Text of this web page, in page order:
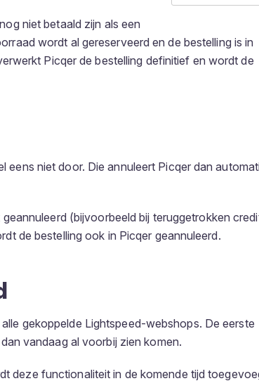
niet betaald zijn als een
wordt al gereserveerd en de bestelling is in
Picqer de bestelling definitief en wordt de
eens niet door. Die annuleert Picqer dan
(bijvoorbeeld bij teruggetrokken
de bestelling ook in Picqer geannuleerd.
gekoppelde Lightspeed-webshops. De eerste
vandaag al voorbij zien komen.
deze functionaliteit in de komende tijd